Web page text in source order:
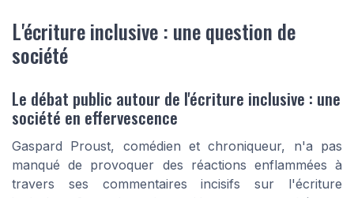
L'écriture inclusive : une question de
société
Le débat public autour de l'écriture inclusive : une
société en effervescence
Gaspard Proust, comédien et chroniqueur, n'a pas
manqué de provoquer des réactions enflammées à
travers ses commentaires incisifs sur l'écriture